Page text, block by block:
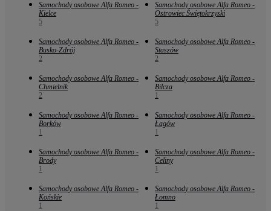
Samochody osobowe Alfa Romeo -
Kielce
5
Samochody osobowe Alfa Romeo -
Ostrowiec Świętokrzyski
5
Samochody osobowe Alfa Romeo -
Busko-Zdrój
2
Samochody osobowe Alfa Romeo -
Staszów
2
Samochody osobowe Alfa Romeo -
Chmielnik
2
Samochody osobowe Alfa Romeo -
Bilcza
1
Samochody osobowe Alfa Romeo -
Borków
1
Samochody osobowe Alfa Romeo -
Łagów
1
Samochody osobowe Alfa Romeo -
Brody
1
Samochody osobowe Alfa Romeo -
Celiny
1
Samochody osobowe Alfa Romeo -
Końskie
1
Samochody osobowe Alfa Romeo -
Łomno
1